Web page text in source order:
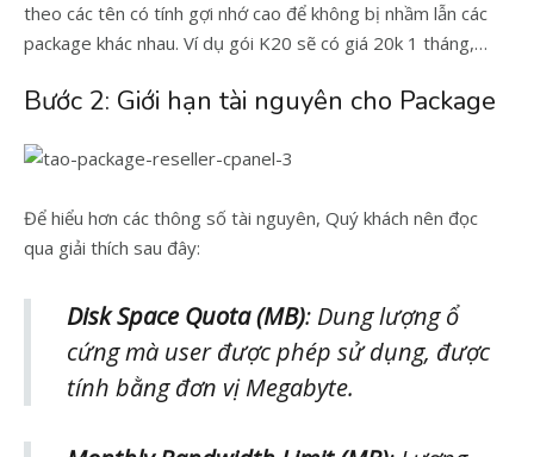
theo các tên có tính gợi nhớ cao để không bị nhầm lẫn các
package khác nhau. Ví dụ gói K20 sẽ có giá 20k 1 tháng,…
Bước 2: Giới hạn tài nguyên cho Package
Để hiểu hơn các thông số tài nguyên, Quý khách nên đọc
qua giải thích sau đây:
Disk Space Quota (MB): Dung lượng ổ
cứng mà user được phép sử dụng, được
tính bằng đơn vị Megabyte.